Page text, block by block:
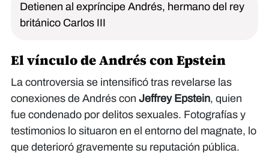
Detienen al expríncipe Andrés, hermano del rey
británico Carlos III
El vínculo de Andrés con Epstein
La controversia se intensificó tras revelarse las
conexiones de Andrés con Jeffrey Epstein, quien
fue condenado por delitos sexuales. Fotografías y
testimonios lo situaron en el entorno del magnate, lo
que deterioró gravemente su reputación pública.